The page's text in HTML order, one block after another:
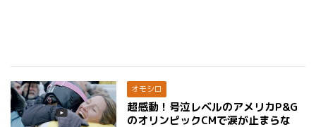
オモシロ
超感動！号泣レベルのアメリカP&G
のオリンピックCMで涙が止まらな